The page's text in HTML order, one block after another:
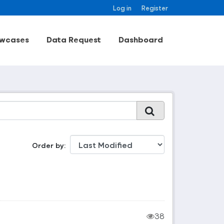
Log in Register
Data Request Dashboard
Order by
38